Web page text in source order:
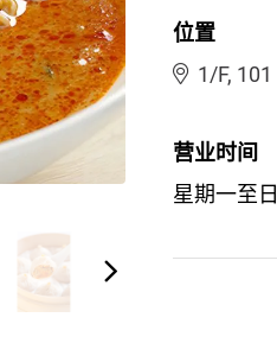
位置
1/F, 101
营业时间
星期一至日